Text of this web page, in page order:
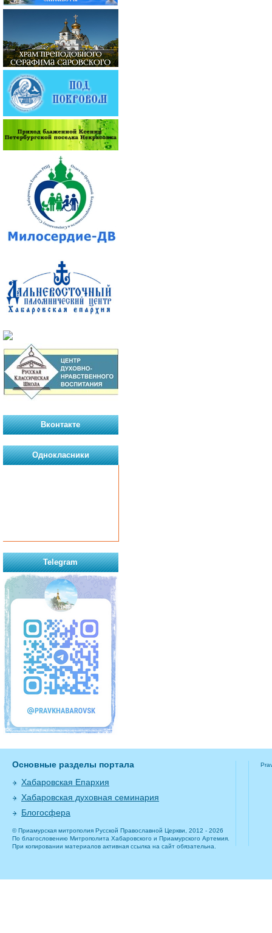
Вконтакте
Однокласники
Telegram
Основные разделы портала
Хабаровская Епархия
Хабаровская духовная семинария
Блогосфера
© Приамурская митрополия Русской Православной Церкви, 2012 - 2026
По благословению Митрополита Хабаровского и Приамурского Артемия.
При копировании материалов активная ссылка на сайт обязательна.